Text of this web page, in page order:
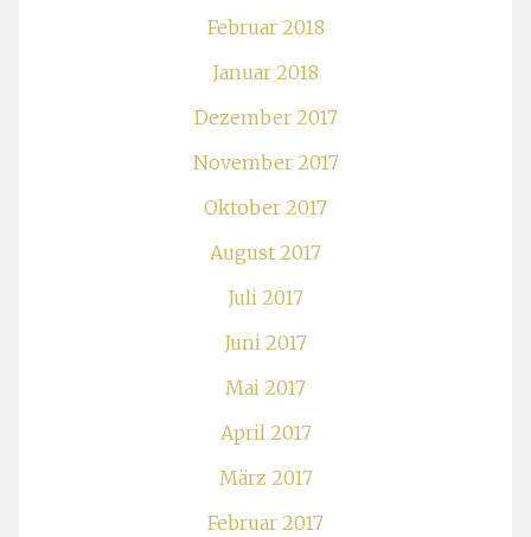
Februar 2018
Januar 2018
Dezember 2017
November 2017
Oktober 2017
August 2017
Juli 2017
Juni 2017
Mai 2017
April 2017
März 2017
Februar 2017